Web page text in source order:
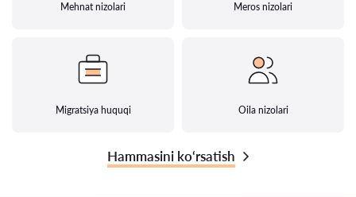
Mehnat nizolari Meros nizolari
Migratsiya huquqi Oila nizolari
Hammasini ko‘rsatish